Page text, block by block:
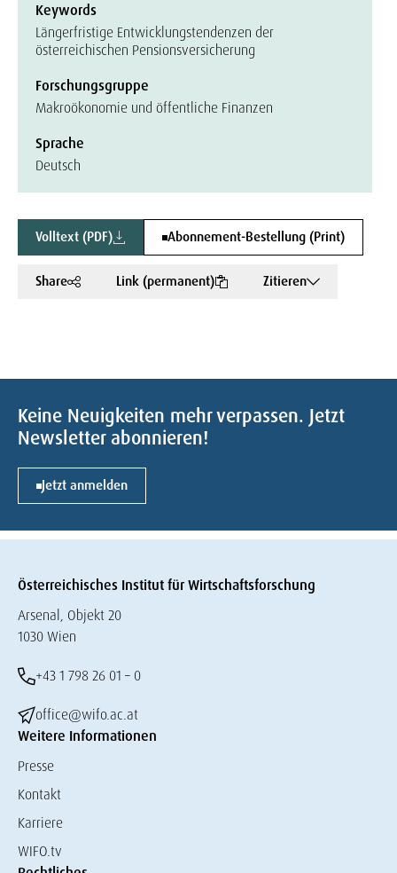
Keywords
Längerfristige Entwicklungstendenzen der
österreichischen Pensionsversicherung
Forschungsgruppe
Makroökonomie und öffentliche Finanzen
Sprache
Deutsch
Volltext (PDF) Abonnement-Bestellung (Print)
Share Link (permanent) Zitieren
Keine Neuigkeiten mehr verpassen. Jetzt
Newsletter abonnieren!
Jetzt anmelden
Österreichisches Institut für Wirtschaftsforschung
Arsenal, Objekt 20
1030 Wien
+43 1 798 26 01 – 0
office@wifo.ac.at
Weitere Informationen
Presse
Kontakt
Karriere
WIFO.tv